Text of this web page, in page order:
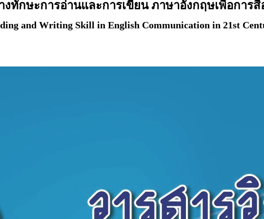
งทักษะการอ่านและการเขียน ภาษาอังกฤษเพื่อการ
and Writing Skill in English Communication in 21st